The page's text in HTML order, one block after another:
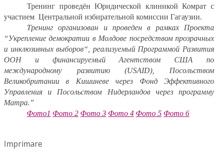
Тренинг проведён Юридической клиникой Комрат с
участием Центральной избирательной комиссии Гагаузии.
Тренинг организован и проведен в рамках Проекта
“Укрепление демократии в Молдове посредством прозрачных
и инклюзивных выборов“, реализуемый Программой Развития
ООН и финансируемый Агентством США по
международному развитию (USAID), Посольством
Великобритании в Кишиневе через Фонд Эффективного
Управления и Посольством Нидерландов через программу
Матра.”
Фото1 Фото 2 Фото 3 Фото 4 Фото 5 Фото 6
Imprimare